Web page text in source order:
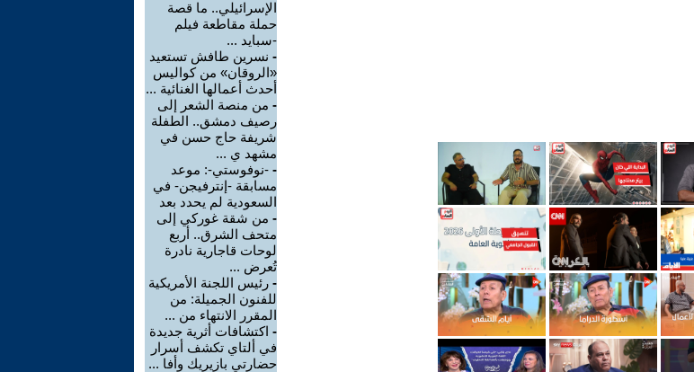
الإسرائيلي.. ما قصة
حملة مقاطعة فيلم
-سبايد ...
- نسرين طافش تستعيد
«الروقان» من كواليس
أحدث أعمالها الغنائية ...
- من منصة الشعر إلى
رصيف دمشق.. الطفلة
شريفة حاج حسن في
مشهد ي ...
- -نوفوستي-: موعد
مسابقة -إنترفيجن- في
السعودية لم يحدد بعد
- من شقة غوركي إلى
متحف الشرق.. أربع
لوحات قاجارية نادرة
تُعرض ...
- رئيس اللجنة الأمريكية
للفنون الجميلة: من
المقرر الانتهاء من ...
- اكتشافات أثرية جديدة
في ألتاي تكشف أسرار
حضارتي بازيريك وأفا ...